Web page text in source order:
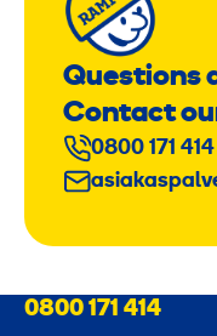
Questions
Contact
0800 171 414
0800 171 414